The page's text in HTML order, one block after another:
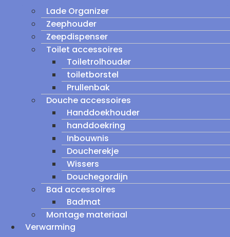
Lade Organizer
Zeephouder
Zeepdispenser
Toilet accessoires
Toiletrolhouder
toiletborstel
Prullenbak
Douche accessoires
Handdoekhouder
handdoekring
Inbouwnis
Doucherekje
Wissers
Douchegordijn
Bad accessoires
Badmat
Montage materiaal
Verwarming